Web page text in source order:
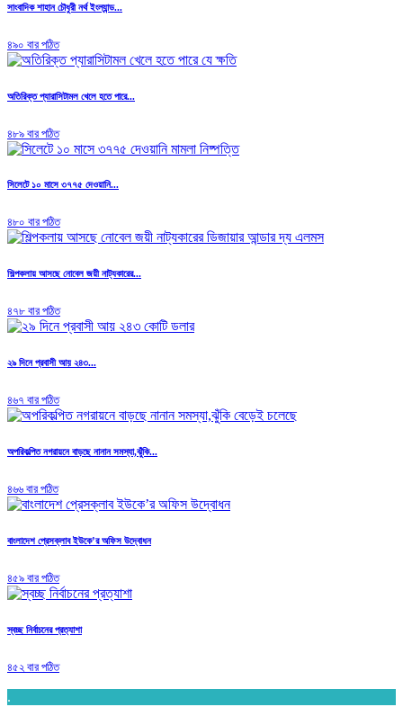
সাংবাদিক শাহান চৌধুরী নর্থ ইংল্যান্ড...
৪৯০ বার পঠিত
অতিরিক্ত প্যারাসিটামল খেলে হতে পারে...
৪৮৯ বার পঠিত
সিলেটে ১০ মাসে ৩৭৭৫ দেওয়ানি...
৪৮০ বার পঠিত
শিল্পকলায় আসছে নোবেল জয়ী নাট্যকারের...
৪৭৮ বার পঠিত
২৯ দিনে প্রবাসী আয় ২৪৩...
৪৬৭ বার পঠিত
অপরিকল্পিত নগরায়নে বাড়ছে নানান সমস্যা,ঝুঁকি...
৪৬৬ বার পঠিত
বাংলাদেশ প্রেসক্লাব ইউকে’র অফিস উদ্বোধন
৪৫৯ বার পঠিত
স্বচ্ছ নির্বাচনের প্রত্যাশা
৪৫২ বার পঠিত
.